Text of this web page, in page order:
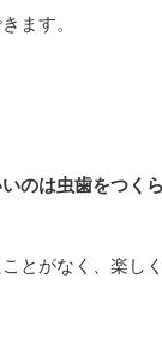
ます。
のは虫歯をつく
とがなく、楽し